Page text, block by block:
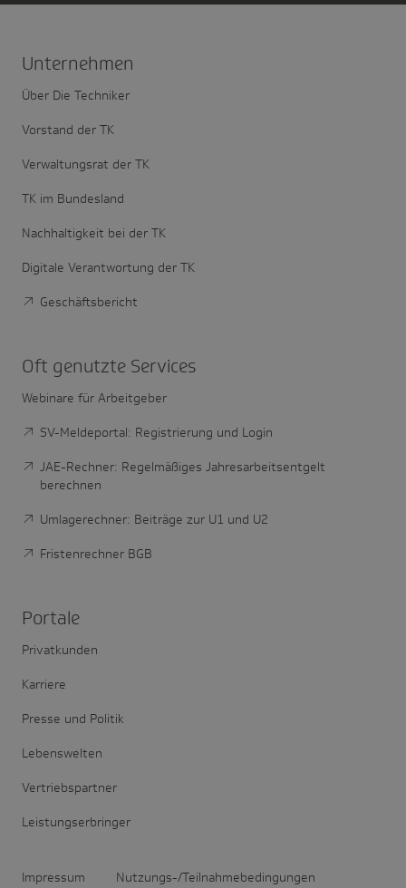
Unter­nehmen
Über Die Techniker
Vorstand der TK
Verwaltungsrat der TK
TK im Bundesland
Nachhaltigkeit bei der TK
Digitale Verantwortung der TK
Geschäftsbericht
Oft genutzte Services
Webinare für Arbeitgeber
SV-Meldeportal: Registrierung und Login
JAE-Rechner: Regelmäßiges Jahresarbeitsentgelt
berechnen
Umlagerechner: Beiträge zur U1 und U2
Fristenrechner BGB
Portale
Privatkunden
Karriere
Presse und Politik
Lebenswelten
Vertriebspartner
Leistungserbringer
Impressum Nutzungs-/Teilnahmebedingungen